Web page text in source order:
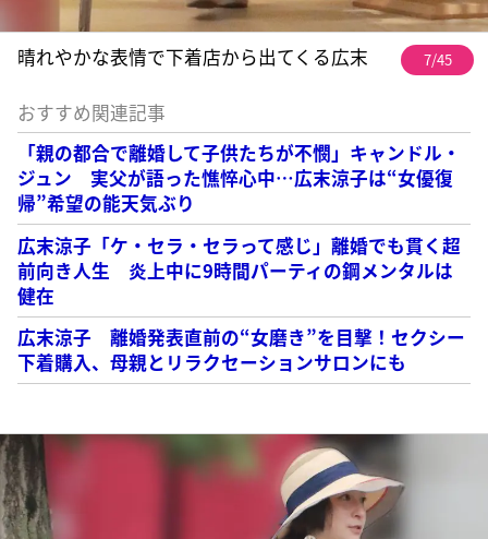
晴れやかな表情で下着店から出てくる広末 7/45
おすすめ関連記事
「親の都合で離婚して子供たちが不憫」キャンドル・
ジュン 実父が語った憔悴心中…広末涼子は“女優復
帰”希望の能天気ぶり
広末涼子「ケ・セラ・セラって感じ」離婚でも貫く超
前向き人生 炎上中に9時間パーティの鋼メンタルは
健在
広末涼子 離婚発表直前の“女磨き”を目撃！セクシー
下着購入、母親とリラクセーションサロンにも